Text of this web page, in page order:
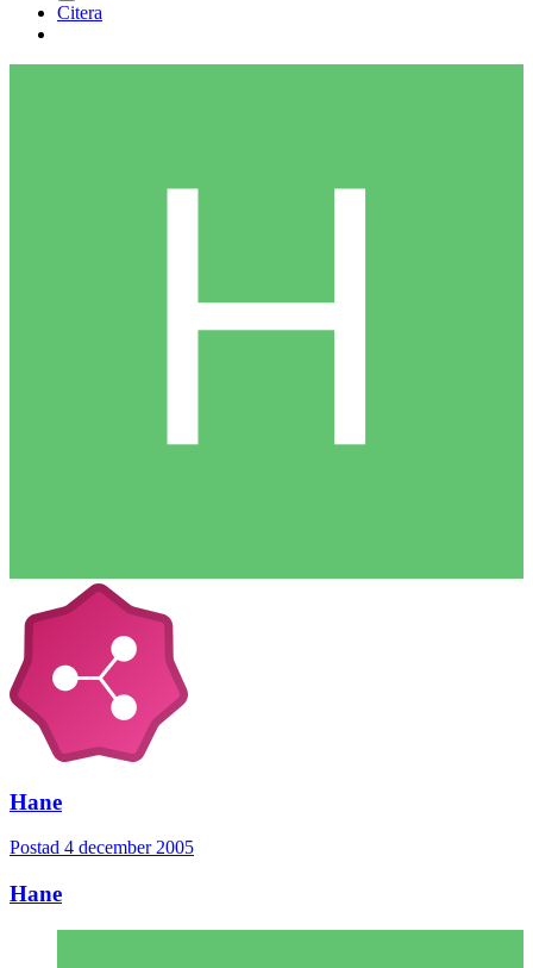
Citera
Hane
Postad 4 december 2005
Hane